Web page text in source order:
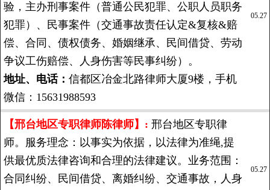
验，主办刑事案件（普通公民犯罪、公职人员职务
犯罪）、民事案件（交通事故责任认定&复核&赔
偿、合同、债权债务、婚姻继承、民间借贷、劳动
争议工伤赔偿、人身伤害等民事纠纷）。
地址、电话： 信都区冶金北路律师大厦9楼，手机
微信：15631988593
05.27
【邢台地区专职律师陈律师】: 邢台地区专职律
师。服务理念：以事实为依据，以法律为准绳,提
供最优质法律咨询和合理的法律建议。业务范围：
合同纠纷、民间借贷、离婚纠纷、交通事故，人身
05.27